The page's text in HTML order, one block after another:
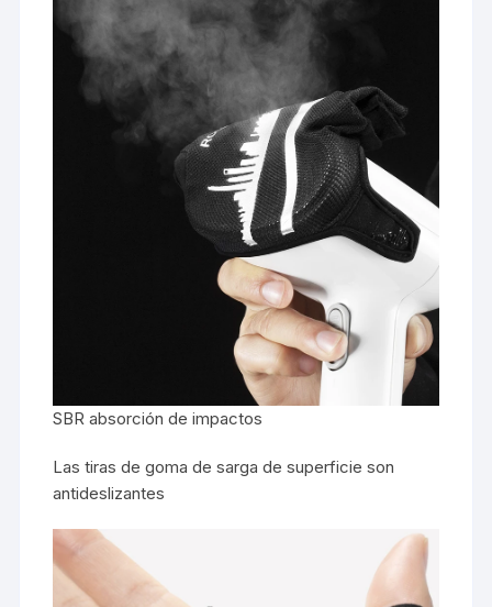
SBR absorción de impactos
Las tiras de goma de sarga de superficie son
antideslizantes